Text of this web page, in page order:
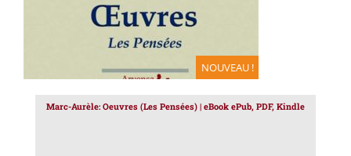
NOUVEAU !
Marc-Aurèle: Oeuvres (Les Pensées) | eBook ePub, PDF, Kindle